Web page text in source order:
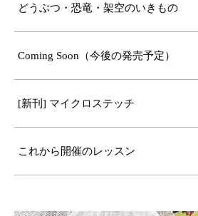
どうぶつ・恐竜・架空のいきもの
Coming Soon（今後の発売予定）
[新刊] マイクロステッチ
これから開催のレッスン